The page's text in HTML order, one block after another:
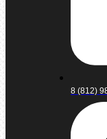
8 (812)